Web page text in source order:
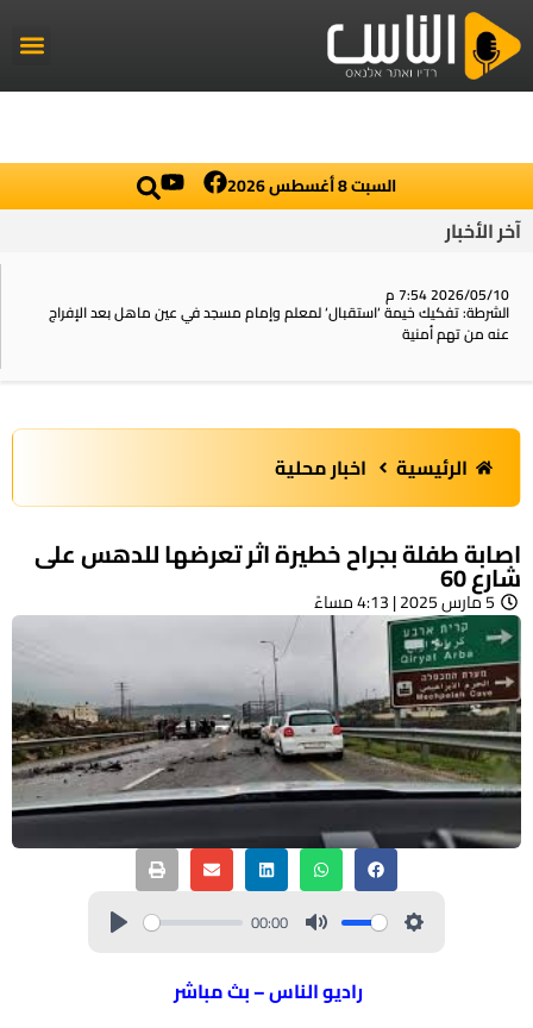
السبت 8 أغسطس 2026
آخر الأخبار
2026/05/10 7:54 م
الشرطة: تفكيك خيمة ‘استقبال‘ لمعلم وإمام مسجد في عين ماهل بعد الإفراج
عنه من تهم أمنية
الرئيسية اخبار محلية
اصابة طفلة بجراح خطيرة اثر تعرضها للدهس على
شارع 60
5 مارس 2025 | 4:13 مساءً
00:00
راديو الناس – بث مباشر